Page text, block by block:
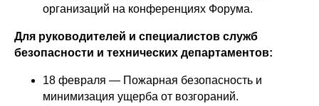
организаций на конференциях Форума.
Для руководителей и специалистов служб
безопасности и технических департаментов:
18 февраля — Пожарная безопасность и
минимизация ущерба от возгораний.